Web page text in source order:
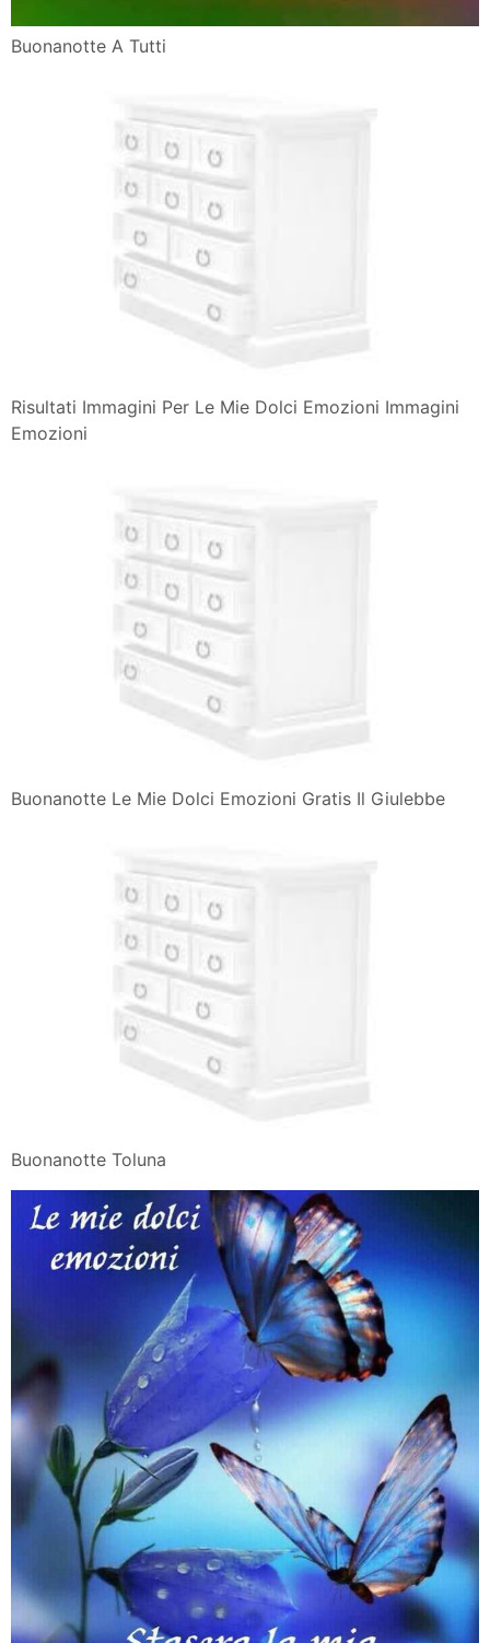
Buonanotte A Tutti
Risultati Immagini Per Le Mie Dolci Emozioni Immagini
Emozioni
Buonanotte Le Mie Dolci Emozioni Gratis Il Giulebbe
Buonanotte Toluna